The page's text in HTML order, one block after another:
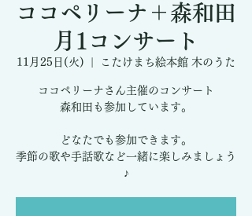
ココペリーナ＋森和田
月1コンサート
11月25日(火) こたけまち絵本館 木のうた
ココペリーナさん主催のコンサート
森和田も参加しています。
どなたでも参加できます。
季節の歌や手話歌など一緒に楽しみましょう
♪